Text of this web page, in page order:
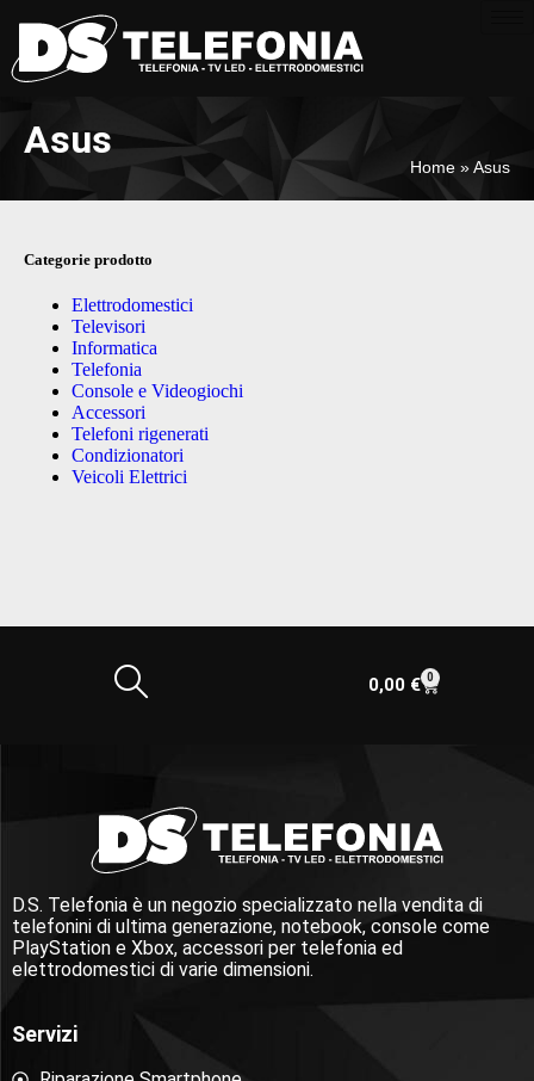
Asus
Home » Asus
Categorie prodotto
Elettrodomestici
Televisori
Informatica
Telefonia
Console e Videogiochi
Accessori
Telefoni rigenerati
Condizionatori
Veicoli Elettrici
0,00 € 0
D.S. Telefonia è un negozio specializzato nella vendita di
telefonini di ultima generazione, notebook, console come
PlayStation e Xbox, accessori per telefonia ed
elettrodomestici di varie dimensioni.
Servizi